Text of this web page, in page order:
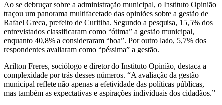
Ao se debruçar sobre a administração municipal, o Instituto Opinião
traçou um panorama multifacetado das opiniões sobre a gestão de
Rafael Greca, prefeito de Curitiba. Segundo a pesquisa, 15,5% dos
entrevistados classificaram como “ótima” a gestão municipal,
enquanto 40,8% a consideraram “boa”. Por outro lado, 5,7% dos
respondentes avaliaram como “péssima” a gestão.
Arilton Freres, sociólogo e diretor do Instituto Opinião, destaca a
complexidade por trás desses números. “A avaliação da gestão
municipal reflete não apenas a efetividade das políticas públicas,
mas também as expectativas e aspirações individuais dos cidadãos.”